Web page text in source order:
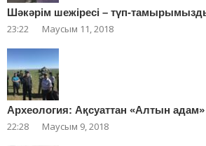
Шәкәрім шежіресі – түп-
23:22 Маусым 11, 2018
Археология: Ақсуаттан «Алтын
22:28 Маусым 9, 2018